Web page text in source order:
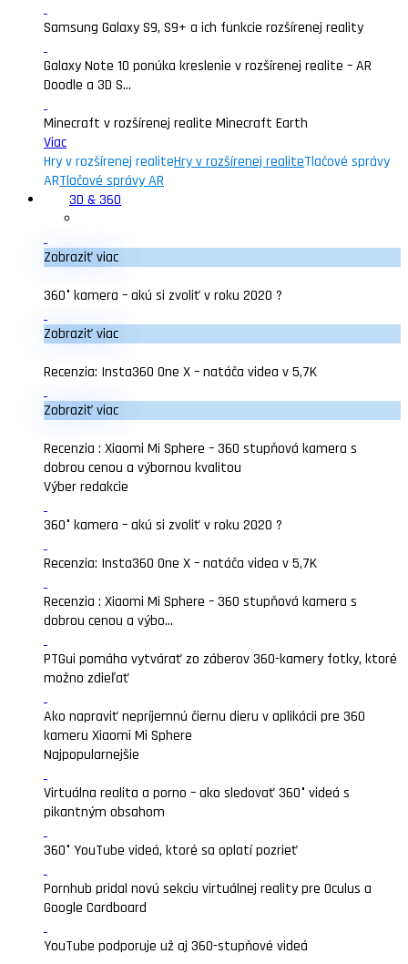
Samsung Galaxy S9, S9+ a ich funkcie rozšírenej reality
Galaxy Note 10 ponúka kreslenie v rozšírenej realite – AR
Doodle a 3D S...
Minecraft v rozšírenej realite Minecraft Earth
Viac
Hry v rozšírenej realiteHry v rozšírenej realiteTlačové správy
ARTlačové správy AR
3D & 360
Zobraziť viac
360° kamera – akú si zvoliť v roku 2020 ?
Zobraziť viac
Recenzia: Insta360 One X – natáča videa v 5,7K
Zobraziť viac
Recenzia : Xiaomi Mi Sphere – 360 stupňová kamera s
dobrou cenou a výbornou kvalitou
Výber redakcie
360° kamera – akú si zvoliť v roku 2020 ?
Recenzia: Insta360 One X – natáča videa v 5,7K
Recenzia : Xiaomi Mi Sphere – 360 stupňová kamera s
dobrou cenou a výbo...
PTGui pomáha vytvárať zo záberov 360-kamery fotky, ktoré
možno zdieľať
Ako napraviť nepríjemnú čiernu dieru v aplikácii pre 360
kameru Xiaomi Mi Sphere
Najpopularnejšie
Virtuálna realita a porno – ako sledovať 360° videá s
pikantným obsahom
360° YouTube videá, ktoré sa oplatí pozrieť
Pornhub pridal novú sekciu virtuálnej reality pre Oculus a
Google Cardboard
YouTube podporuje už aj 360-stupňové videá